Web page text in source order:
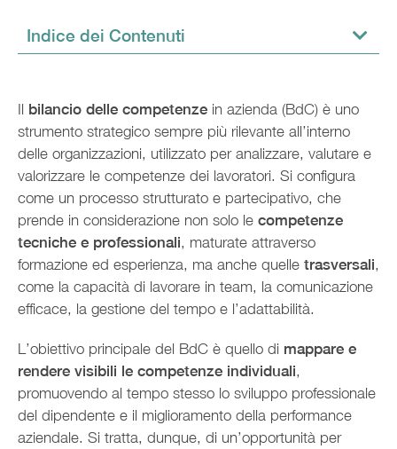
Indice dei Contenuti
Il bilancio delle competenze in azienda (BdC) è uno
strumento strategico sempre più rilevante all’interno
delle organizzazioni, utilizzato per analizzare, valutare e
valorizzare le competenze dei lavoratori. Si configura
come un processo strutturato e partecipativo, che
prende in considerazione non solo le competenze
tecniche e professionali, maturate attraverso
formazione ed esperienza, ma anche quelle trasversali,
come la capacità di lavorare in team, la comunicazione
efficace, la gestione del tempo e l’adattabilità.
L’obiettivo principale del BdC è quello di mappare e
rendere visibili le competenze individuali,
promuovendo al tempo stesso lo sviluppo professionale
del dipendente e il miglioramento della performance
aziendale. Si tratta, dunque, di un’opportunità per